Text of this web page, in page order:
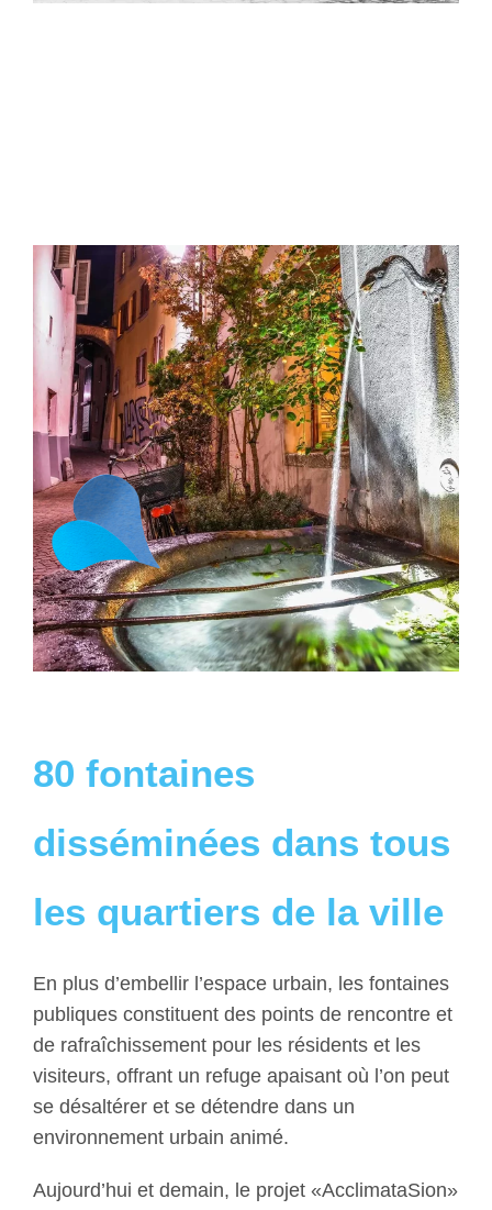
80 fontaines
disséminées dans tous
les quartiers de la ville
En plus d’embellir l’espace urbain, les fontaines
publiques constituent des points de rencontre et
de rafraîchissement pour les résidents et les
visiteurs, offrant un refuge apaisant où l’on peut
se désaltérer et se détendre dans un
environnement urbain animé.
Aujourd’hui et demain, le projet «AcclimataSion»